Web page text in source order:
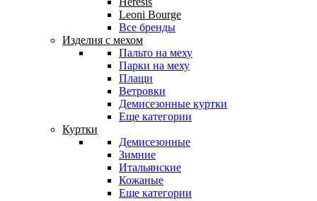
Leoni Bourge
Все бренды
Изделия с мехом
Пальто на меху
Парки на меху
Плащи
Ветровки
Демисезонные куртки
Еще категории
Куртки
Демисезонные
Зимние
Итальянские
Кожаные
Еще категории